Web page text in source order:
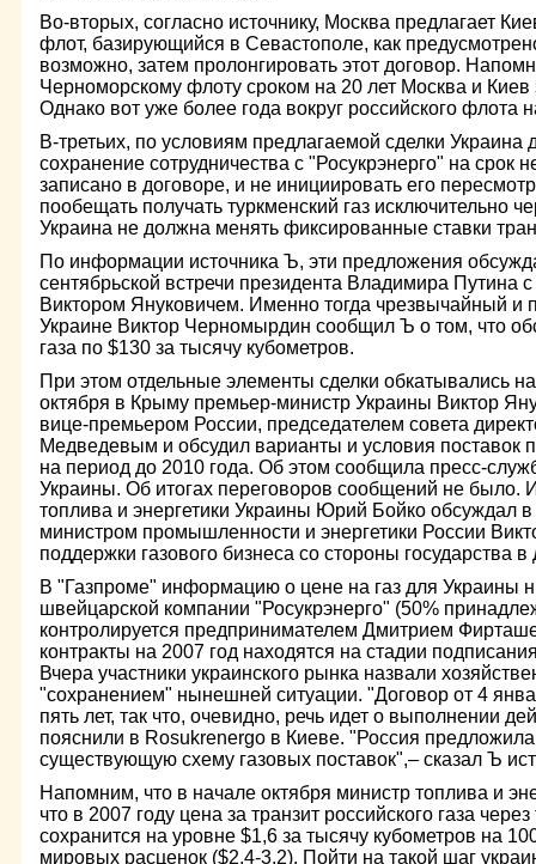
Во-вторых, согласно источнику, Москва предлагает
флот, базирующийся в Севастополе, как
возможно, затем пролонгировать этот договор.
Черноморскому флоту сроком на 20 лет Москва и Киев
Однако вот уже более года вокруг российского флота
В-третьих, по условиям предлагаемой сделки Украина
сохранение сотрудничества с "Росукрэнерго" на срок
записано в договоре, и не инициировать его
пообещать получать туркменский газ исключительно
Украина не должна менять фиксированные ставки
По информации источника Ъ, эти предложения
сентябрьской встречи президента Владимира Путина
Виктором Януковичем. Именно тогда чрезвычайный и
Украине Виктор Черномырдин сообщил Ъ о том, что
газа по $130 за тысячу кубометров.
При этом отдельные элементы сделки обкатывались
октября в Крыму премьер-министр Украины Виктор
вице-премьером России, председателем совета
Медведевым и обсудил варианты и условия поставок
на период до 2010 года. Об этом сообщила пресс-
Украины. Об итогах переговоров сообщений не было.
топлива и энергетики Украины Юрий Бойко обсуждал
министром промышленности и энергетики России
поддержки газового бизнеса со стороны государства в
В "Газпроме" информацию о цене на газ для Украины
швейцарской компании "Росукрэнерго" (50%
контролируется предпринимателем Дмитрием
контракты на 2007 год находятся на стадии
Вчера участники украинского рынка назвали
"сохранением" нынешней ситуации. "Договор от 4
пять лет, так что, очевидно, речь идет о выполнении
пояснили в Rosukrenergo в Киеве. "Россия
существующую схему газовых поставок",– сказал Ъ
Напомним, что в начале октября министр топлива и
что в 2007 году цена за транзит российского газа
сохранится на уровне $1,6 за тысячу кубометров на
мировых расценок ($2,4-3,2). Пойти на такой шаг